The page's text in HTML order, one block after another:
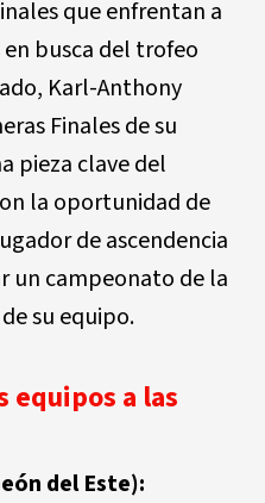
que enfrentan a
busca del trofeo
Karl-Anthony
Finales de su
pieza clave del
la oportunidad de
de ascendencia
un campeonato de la
su equipo.
equipos a las
del Este):